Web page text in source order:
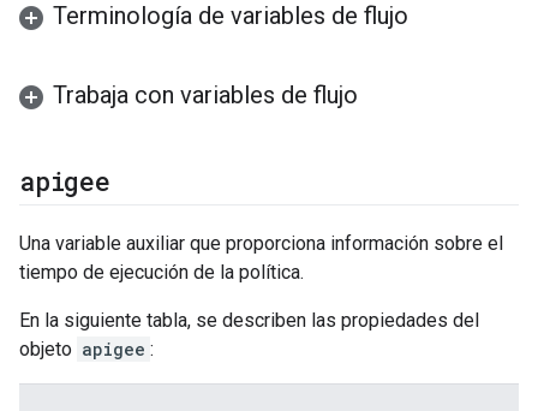
Terminología de variables de flujo
Trabaja con variables de flujo
apigee
Una variable auxiliar que proporciona información sobre el
tiempo de ejecución de la política.
En la siguiente tabla, se describen las propiedades del
objeto apigee :